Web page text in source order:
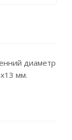
диаметр
мм.